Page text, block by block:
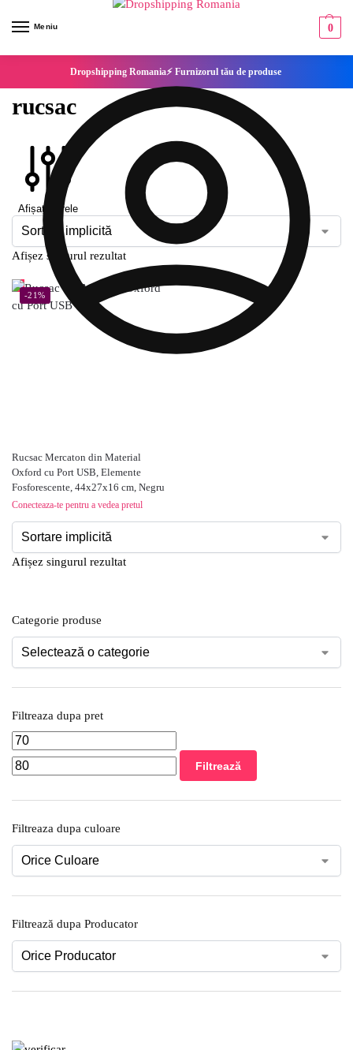
Meniu 0
Dropshipping Romania⚡ Furnizorul tău de produse
rucsac
Afișați filtrele
Afișez singurul rezultat
-21%
Rucsac Mercaton din Material
Oxford cu Port USB, Elemente
Fosforescente, 44x27x16 cm, Negru
Conecteaza-te pentru a vedea pretul
Afișez singurul rezultat
Categorie produse
Filtreaza dupa pret
Filtrează
Filtreaza dupa culoare
Filtrează dupa Producator